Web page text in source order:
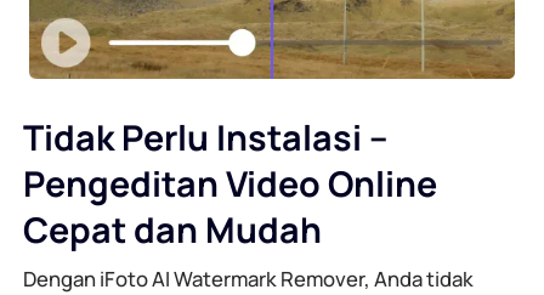
Tidak Perlu Instalasi –
Pengeditan Video Online
Cepat dan Mudah
Dengan iFoto AI Watermark Remover, Anda tidak